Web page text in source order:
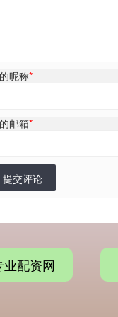
昵称*
邮箱*
提交评论
配资网